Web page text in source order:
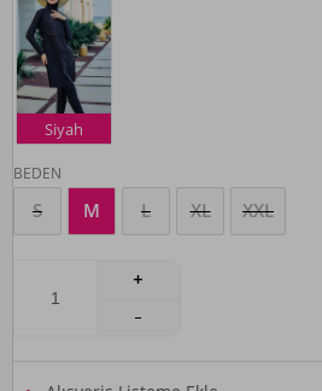
Siyah
BEDEN
S M L XL XXL